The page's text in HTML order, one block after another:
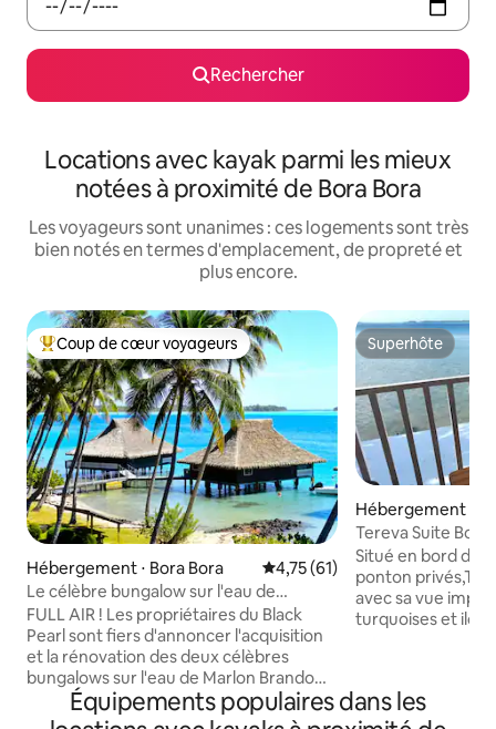
Rechercher
Locations avec kayak parmi les mieux
notées à proximité de Bora Bora
Les voyageurs sont unanimes : ces logements sont très
bien notés en termes d'emplacement, de propreté et
plus encore.
Coups de cœur voyageurs les plus appréciés
Coup de cœur voyageurs
Hébergement ⋅ Bora Bora Évaluation moyenne sur la
4,75 (61)
Le célèbre bungalow sur l'eau de
Marlon !
FULL AIR ! Les propriétaires du Black
Pearl sont fiers d'annoncer l'acquisition
et la rénovation des deux célèbres
bungalows sur l'eau de Marlon Brando
avec WIFI GRATUIT, NETFLIX. Cuisine
ultramoderne pour préparer un repas,
Superhôte
Superhôte
Hébergement ⋅
Tereva Suite Bora
Situé en bord de
ponton
avec sa vue
turquoises et
check in et
, nous
Équipements populaires dans les